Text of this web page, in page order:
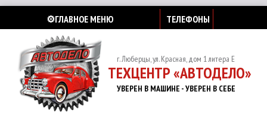
⚙️ГЛАВНОЕ МЕНЮ ТЕЛЕФОНЫ
г. Люберцы, ул. Красная, дом 1 литера Е
ТЕХЦЕНТР «АВТОДЕЛО»
УВЕРЕН В МАШИНЕ - УВЕРЕН В СЕБЕ